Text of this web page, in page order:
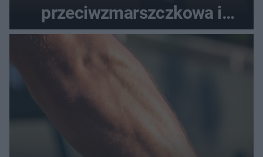
przeciwzmarszczkowa i
regenerująca